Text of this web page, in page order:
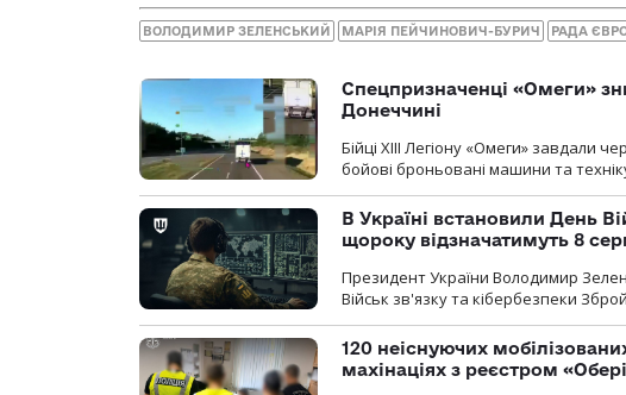
ВОЛОДИМИР ЗЕЛЕНСЬКИЙ МАРІЯ ПЕЙЧИНОВИЧ-БУРИЧ РАДА
Спецпризначенці «Омеги»
Донеччині
Бійці ХІІІ Легіону «Омеги» завдали
бойові броньовані машини та
В Україні встановили День
щороку відзначатимуть 8
Президент України Володимир
Військ зв'язку та кібербезпеки
120 неіснуючих
махінаціях з реєстром